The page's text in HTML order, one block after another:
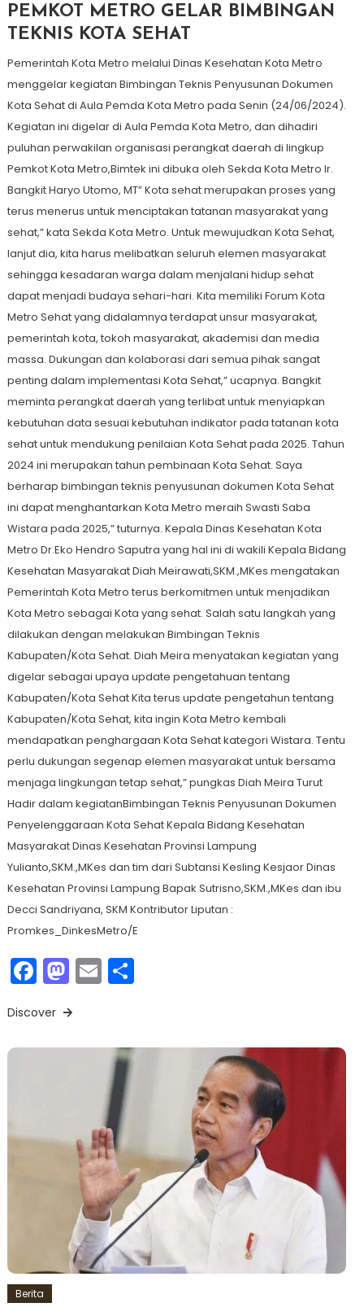
PEMKOT METRO GELAR BIMBINGAN
TEKNIS KOTA SEHAT
Pemerintah Kota Metro melalui Dinas Kesehatan Kota Metro
menggelar kegiatan Bimbingan Teknis Penyusunan Dokumen
Kota Sehat di Aula Pemda Kota Metro pada Senin (24/06/2024).
Kegiatan ini digelar di Aula Pemda Kota Metro, dan dihadiri
puluhan perwakilan organisasi perangkat daerah di lingkup
Pemkot Kota Metro,Bimtek ini dibuka oleh Sekda Kota Metro Ir.
Bangkit Haryo Utomo, MT” Kota sehat merupakan proses yang
terus menerus untuk menciptakan tatanan masyarakat yang
sehat,” kata Sekda Kota Metro. Untuk mewujudkan Kota Sehat,
lanjut dia, kita harus melibatkan seluruh elemen masyarakat
sehingga kesadaran warga dalam menjalani hidup sehat
dapat menjadi budaya sehari-hari. Kita memiliki Forum Kota
Metro Sehat yang didalamnya terdapat unsur masyarakat,
pemerintah kota, tokoh masyarakat, akademisi dan media
massa. Dukungan dan kolaborasi dari semua pihak sangat
penting dalam implementasi Kota Sehat,” ucapnya. Bangkit
meminta perangkat daerah yang terlibat untuk menyiapkan
kebutuhan data sesuai kebutuhan indikator pada tatanan kota
sehat untuk mendukung penilaian Kota Sehat pada 2025. Tahun
2024 ini merupakan tahun pembinaan Kota Sehat. Saya
berharap bimbingan teknis penyusunan dokumen Kota Sehat
ini dapat menghantarkan Kota Metro meraih Swasti Saba
Wistara pada 2025,” tuturnya. Kepala Dinas Kesehatan Kota
Metro Dr.Eko Hendro Saputra yang hal ini di wakili Kepala Bidang
Kesehatan Masyarakat Diah Meirawati,SKM.,MKes mengatakan
Pemerintah Kota Metro terus berkomitmen untuk menjadikan
Kota Metro sebagai Kota yang sehat. Salah satu langkah yang
dilakukan dengan melakukan Bimbingan Teknis
Kabupaten/Kota Sehat. Diah Meira menyatakan kegiatan yang
digelar sebagai upaya update pengetahuan tentang
Kabupaten/Kota Sehat Kita terus update pengetahun tentang
Kabupaten/Kota Sehat, kita ingin Kota Metro kembali
mendapatkan penghargaan Kota Sehat kategori Wistara. Tentu
perlu dukungan segenap elemen masyarakat untuk bersama
menjaga lingkungan tetap sehat,” pungkas Diah Meira Turut
Hadir dalam kegiatanBimbingan Teknis Penyusunan Dokumen
Penyelenggaraan Kota Sehat Kepala Bidang Kesehatan
Masyarakat Dinas Kesehatan Provinsi Lampung
Yulianto,SKM.,MKes dan tim dari Subtansi Kesling Kesjaor Dinas
Kesehatan Provinsi Lampung Bapak Sutrisno,SKM.,MKes dan ibu
Decci Sandriyana, SKM Kontributor Liputan :
Promkes_DinkesMetro/E
Facebook
Mastodon
EmailShare
Discover
Berita